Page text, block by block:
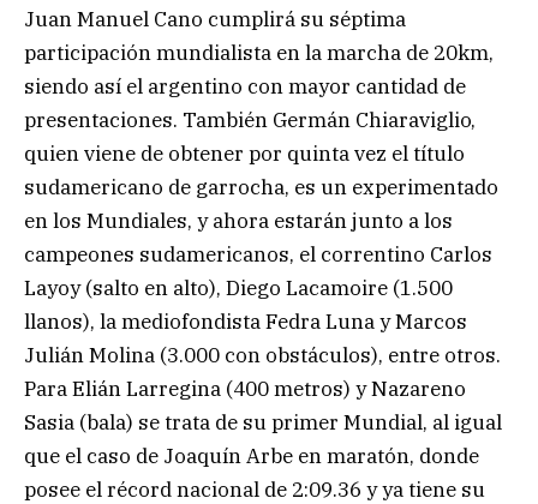
Juan Manuel Cano cumplirá su séptima
participación mundialista en la marcha de 20km,
siendo así el argentino con mayor cantidad de
presentaciones. También Germán Chiaraviglio,
quien viene de obtener por quinta vez el título
sudamericano de garrocha, es un experimentado
en los Mundiales, y ahora estarán junto a los
campeones sudamericanos, el correntino Carlos
Layoy (salto en alto), Diego Lacamoire (1.500
llanos), la mediofondista Fedra Luna y Marcos
Julián Molina (3.000 con obstáculos), entre otros.
Para Elián Larregina (400 metros) y Nazareno
Sasia (bala) se trata de su primer Mundial, al igual
que el caso de Joaquín Arbe en maratón, donde
posee el récord nacional de 2:09.36 y ya tiene su